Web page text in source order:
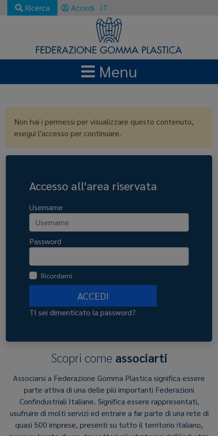
Ricerca Accedi IT
Menu
Non hai i permessi per visualizzare questo contenuto,
esegui l'accesso per continuare.
Accesso all'area riservata
Username
Password
Ricordami
ACCEDI
TI sei dimenticato la password?
Scopri come associarti
Associarsi a Federazione Gomma Plastica significa essere
parte attiva di una delle più importanti Federazioni
Confindustriali Italiane. Significa essere rappresentati,
usufruire di molti servizi ed entrare a far parte di una rete di
quasi 500 imprese, presenti su tutto il territorio italiano,